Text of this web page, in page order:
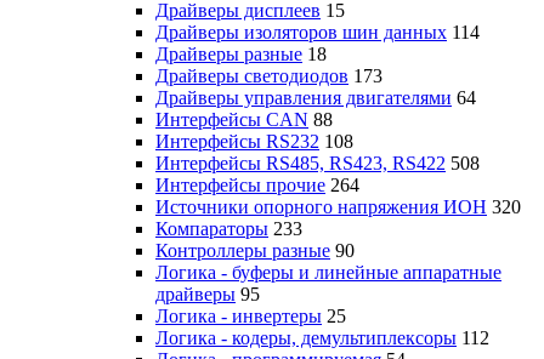
Драйверы дисплеев 15
Драйверы изоляторов шин данных 114
Драйверы разные 18
Драйверы светодиодов 173
Драйверы управления двигателями 64
Интерфейсы CAN 88
Интерфейсы RS232 108
Интерфейсы RS485, RS423, RS422 508
Интерфейсы прочие 264
Источники опорного напряжения ИОН 320
Компараторы 233
Контроллеры разные 90
Логика - буферы и линейные аппаратные
драйверы 95
Логика - инвертеры 25
Логика - кодеры, демультиплексоры 112